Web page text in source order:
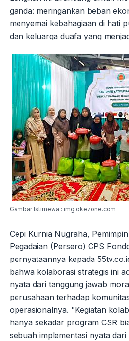
ganda: meringankan beban
menyemai kebahagiaan di hati
dan keluarga duafa yang
Gambar Istimewa : img.okezone.com
Cepi Kurnia Nugraha,
Pegadaian (Persero) CPS
pernyataannya kepada
bahwa kolaborasi strategis ini
nyata dari tanggung jawab
perusahaan terhadap
operasionalnya. "Kegiatan
hanya sekadar program CSR
sebuah implementasi nyata dari